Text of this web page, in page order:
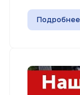
Подробнее